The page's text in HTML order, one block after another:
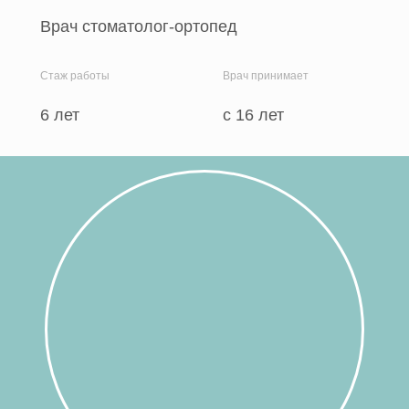
Врач стоматолог-ортопед
Стаж работы
6 лет
Врач принимает
c 16 лет